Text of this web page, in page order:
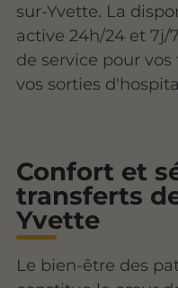
sur-Yvette. La
active 24h/24 et 7j/
de service pour
vos sorties
Confort et
transferts
Yvette
Le bien-être des